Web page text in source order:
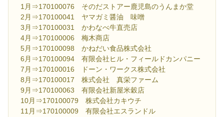
1月⇒170100076 そのだストアー鹿児島のうんまか堂
2月⇒170100041 ヤマガミ醤油 味噌
3月⇒170100031 かわなべ牛直売店
4月⇒170100006 梅木商店
5月⇒170100098 かねだい食品株式会社
6月⇒170100094 有限会社ヒル・フィールドカンパニー
7月⇒170100016 ドーン・ワークス株式会社
8月⇒170100017 株式会社 真栄ファーム
9月⇒170100063 有限会社新屋米穀店
10月⇒170100079 株式会社カキウチ
11月⇒170100009 有限会社エスランドル